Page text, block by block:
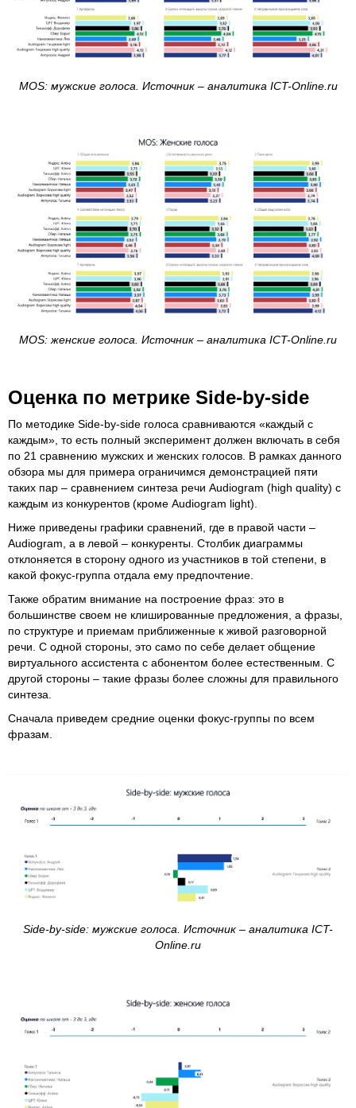
MOS: мужские голоса. Источник – аналитика ICT-Online.ru
MOS: женские голоса. Источник – аналитика ICT-Online.ru
Оценка по метрике Side-by-side
По методике Side-by-side голоса сравниваются «каждый с
каждым», то есть полный эксперимент должен включать в себя
по 21 сравнению мужских и женских голосов. В рамках данного
обзора мы для примера ограничимся демонстрацией пяти
таких пар – сравнением синтеза речи Audiogram (high quality) с
каждым из конкурентов (кроме Audiogram light).
Ниже приведены графики сравнений, где в правой части –
Audiogram, а в левой – конкуренты. Столбик диаграммы
отклоняется в сторону одного из участников в той степени, в
какой фокус-группа отдала ему предпочтение.
Также обратим внимание на построение фраз: это в
большинстве своем не клишированные предложения, а фразы,
по структуре и приемам приближенные к живой разговорной
речи. С одной стороны, это само по себе делает общение
виртуального ассистента с абонентом более естественным. С
другой стороны – такие фразы более сложны для правильного
синтеза.
Сначала приведем средние оценки фокус-группы по всем
фразам.
Side-by-side: мужские голоса. Источник – аналитика ICT-
Online.ru